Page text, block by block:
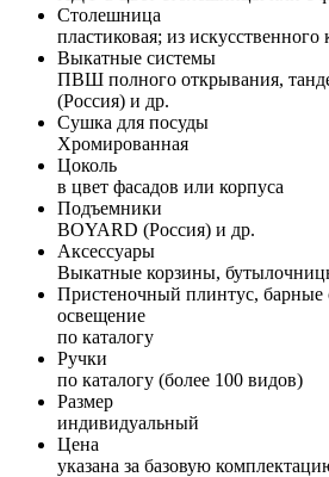
Столешница
пластиковая; из искусственного
Выкатные системы
ПВШ полного открывания,
(Россия) и др.
Сушка для посуды
Хромированная
Цоколь
в цвет фасадов или корпуса
Подъемники
BOYARD (Россия) и др.
Аксессуары
Выкатные корзины,
Пристеночный плинтус, барные
освещение
по каталогу
Ручки
по каталогу (более 100 видов)
Размер
индивидуальный
Цена
указана за базовую